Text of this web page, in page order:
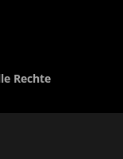
Rechte